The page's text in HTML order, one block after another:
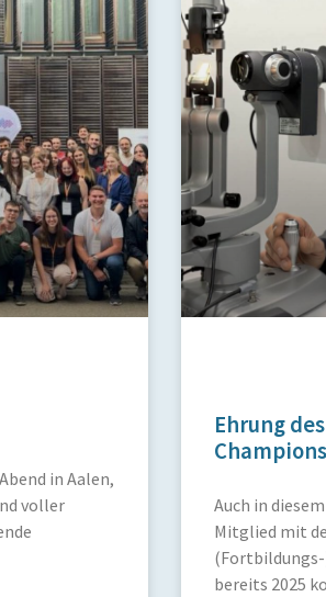
in Aalen,
voller
Ehrung
Champions
Auch in
Mitglied mit
(Fortbildungs-
bereits 2025